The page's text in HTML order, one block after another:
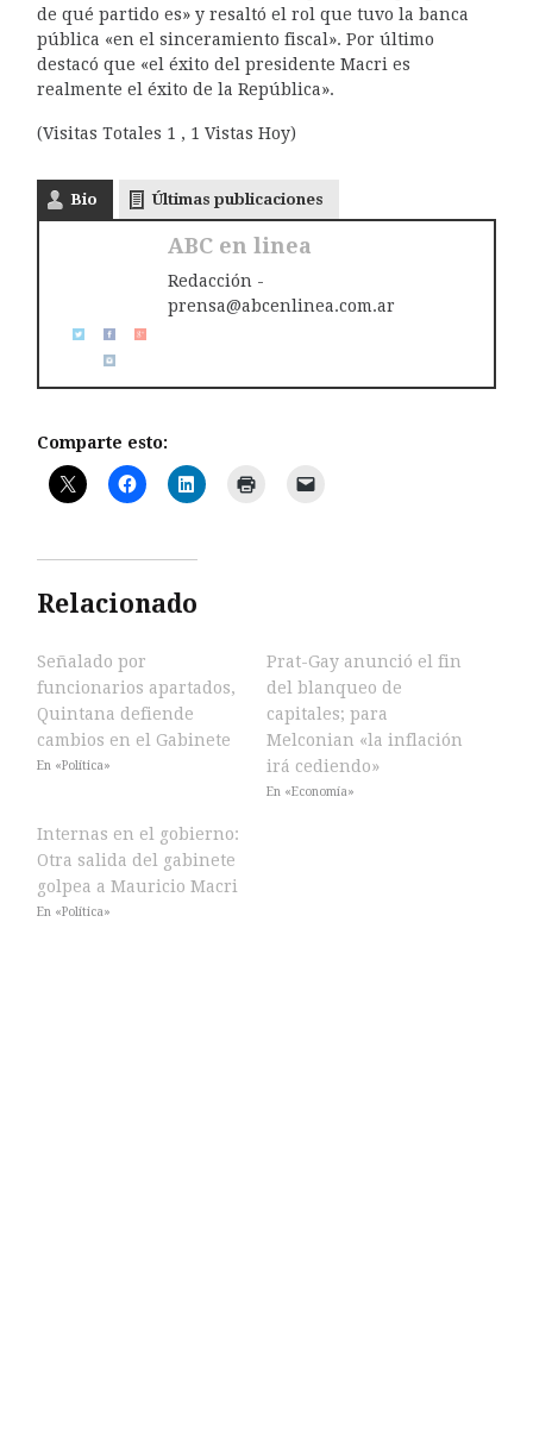
de qué partido es» y resaltó el rol que tuvo la banca
pública «en el sinceramiento fiscal». Por último
destacó que «el éxito del presidente Macri es
realmente el éxito de la República».
(Visitas Totales 1 , 1 Vistas Hoy)
Bio Últimas publicaciones
ABC en linea
Redacción -
prensa@abcenlinea.com.ar
Comparte esto:
Relacionado
Señalado por
funcionarios apartados,
Quintana defiende
cambios en el Gabinete
En «Política»
Prat-Gay anunció el fin
del blanqueo de
capitales; para
Melconian «la inflación
irá cediendo»
En «Economía»
Internas en el gobierno:
Otra salida del gabinete
golpea a Mauricio Macri
En «Política»